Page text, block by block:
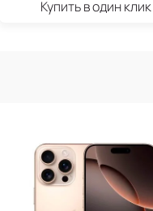
Купить в один клик